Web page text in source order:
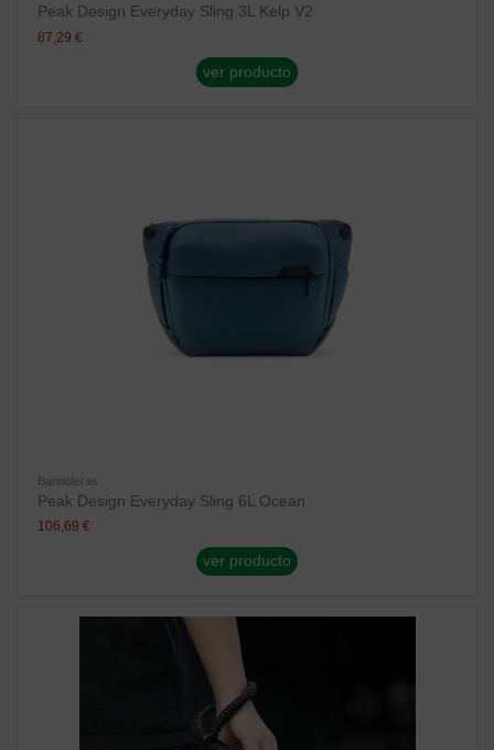
Peak Design Everyday Sling 3L Kelp V2
87,29 €
ver producto
Bandoleras
Peak Design Everyday Sling 6L Ocean
106,69 €
ver producto